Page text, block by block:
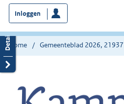
bent
nu
hier:
Inloggen
Home Gemeenteblad 2026,